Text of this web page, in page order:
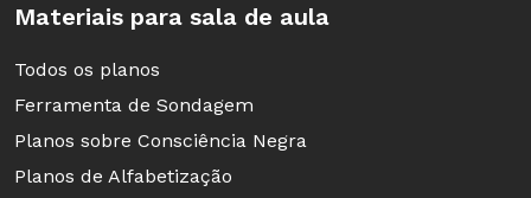
São muitos os benefícios ao trazer as
metodologias ativas para dentro da sala de
aula. Entre os que pontuo a seguir, o principal é
a transformação na forma de conceber o
Materiais para sala de aula
Todos os planos
Ferramenta de Sondagem
Planos sobre Consciência Negra
Planos de Alfabetização